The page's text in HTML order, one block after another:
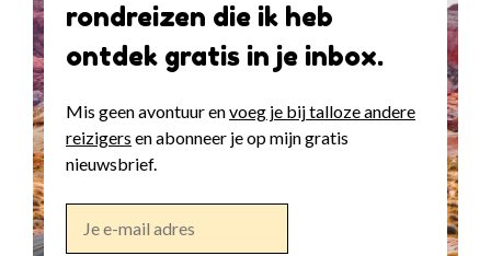
rondreizen die ik heb
ontdek gratis in je inbox.
Mis geen avontuur envoeg je bij talloze andere
reizigers en abonneer je op mijn gratis
nieuwsbrief.